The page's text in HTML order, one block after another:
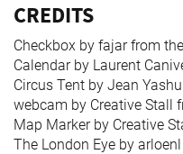
CREDITS
Checkbox by fajar from
Calendar by Laurent
Circus Tent by Jean
webcam by Creative Stall
Map Marker by Creative
The London Eye by